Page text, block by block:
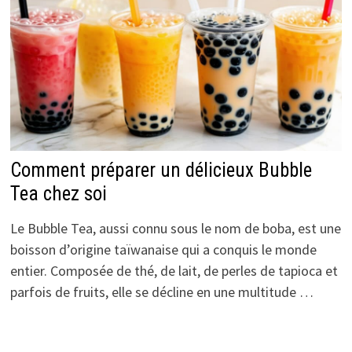
Comment préparer un délicieux Bubble
Tea chez soi
Le Bubble Tea, aussi connu sous le nom de boba, est une
boisson d’origine taïwanaise qui a conquis le monde
entier. Composée de thé, de lait, de perles de tapioca et
parfois de fruits, elle se décline en une multitude …